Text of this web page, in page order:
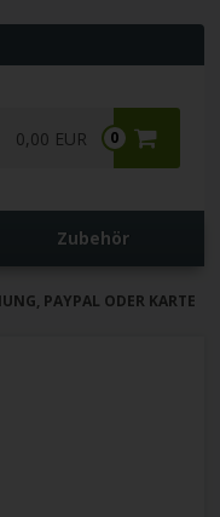
0
0,00 EUR
Zubehör
PAYPAL ODER KARTE